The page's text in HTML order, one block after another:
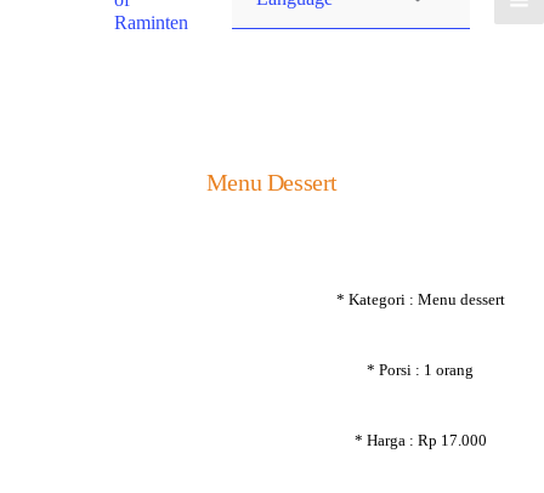
Raminten
Menu Dessert
* Kategori : Menu dessert
* Porsi : 1 orang
* Harga : Rp 17.000